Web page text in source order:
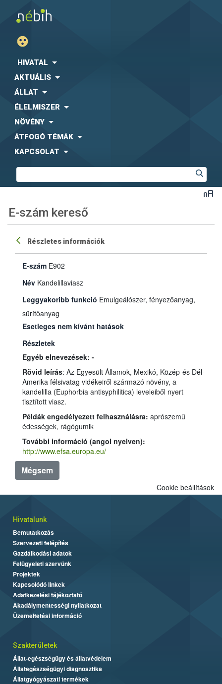
HIVATAL
AKTUÁLIS
ÁLLAT
ÉLELMISZER
NÖVÉNY
ÁTFOGÓ TÉMÁK
KAPCSOLAT
E-szám kereső
Részletes információk
E-szám E902
Név Kandelillaviasz
Leggyakoribb funkció
sűrítőanyag
Esetleges nem kívánt hatások
Részletek
Egyéb elnevezések: -
Rövid leírás: Az Egyesült Államok, Mexikó, Közép-és Dél-
Amerika félsivatag vidékeiről származó növény, a
kandelilla (Euphorbia antisyphilitica) leveleiből nyert
tisztított viasz.
Példák engedélyezett felhasználásra: aprószemű
édességek, rágógumik
További információ (angol nyelven):
http://www.efsa.europa.eu/
Mégsem
Cookie beállítások
Hivatalunk
Bemutatkozás
Szervezeti felépítés
Gazdálkodási adatok
Felügyeleti szervünk
Projektek
Kapcsolódó linkek
Adatkezelési tájékoztató
Akadálymentességi nyilatkozat
Üzemeltetési információ
Szakterületek
Állat-egészségügy és állatvédelem
Állategészségügyi diagnosztika
Állatgyógyászati termékek